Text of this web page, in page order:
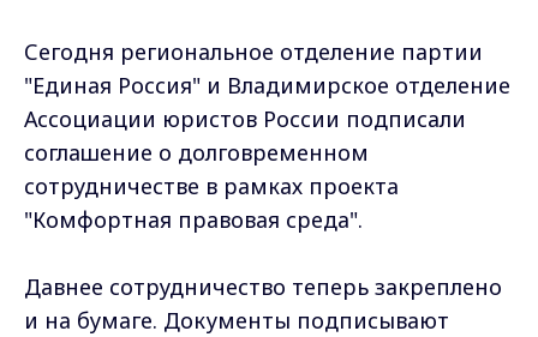
Сегодня региональное отделение партии
"Единая Россия" и Владимирское отделение
Ассоциации юристов России подписали
соглашение о долговременном
сотрудничестве в рамках проекта
"Комфортная правовая среда".
Давнее сотрудничество теперь закреплено
и на бумаге. Документы подписывают